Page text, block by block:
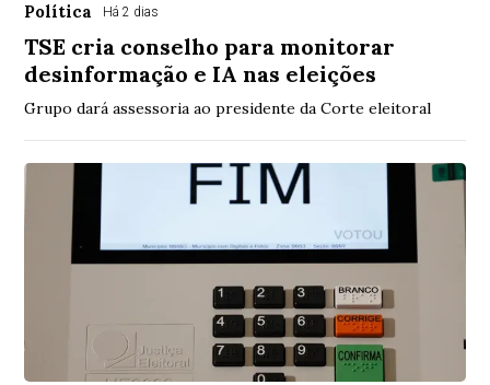
Política Há 2 dias
TSE cria conselho para monitorar
desinformação e IA nas eleições
Grupo dará assessoria ao presidente da Corte eleitoral